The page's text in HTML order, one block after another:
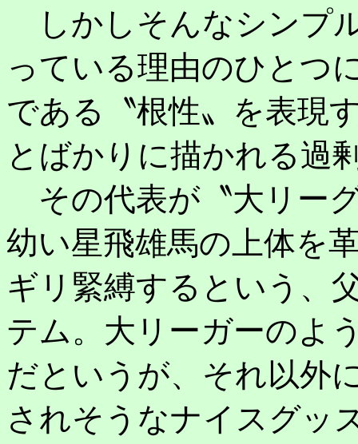
しかしそんなシンプ
っている理由のひとつ
である〝根性〟を表現
とばかりに描かれる過
その代表が〝大リー
幼い星飛雄馬の上体を
ギリ緊縛するという、
テム。大リーガーのよ
だというが、それ以外
されそうなナイスグッ